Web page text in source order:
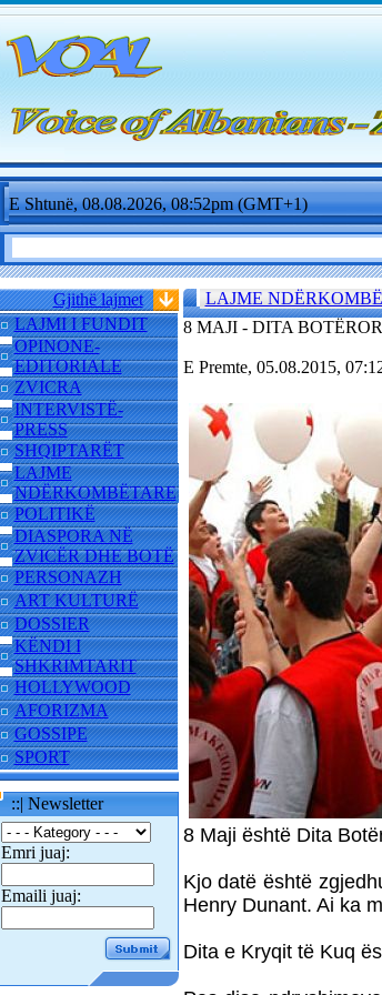
E Shtunë, 08.08.2026, 08:52pm (GMT+1)
Gjithë lajmet
LAJMI I FUNDIT
OPINONE-
EDITORIALE
ZVICRA
INTERVISTË-
PRESS
SHQIPTARËT
LAJME
NDËRKOMBËTARE
POLITIKË
DIASPORA NË
ZVICËR DHE BOTË
PERSONAZH
ART KULTURË
DOSSIER
KËNDI I
SHKRIMTARIT
HOLLYWOOD
AFORIZMA
GOSSIPE
SPORT
::| Newsletter
Emri juaj:
Emaili juaj:
LAJME
8 MAJI - DITA
E Premte, 05.08.2015,
8 Maji është Dita
Kjo datë është
Henry Dunant. Ai ka
Dita e Kryqit të Kuq